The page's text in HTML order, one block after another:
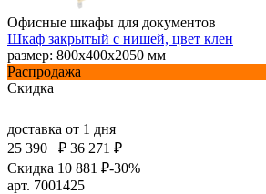
Офисные шкафы для документов
Шкаф закрытый с нишей, цвет клен
размер: 800х400х2050 мм
Распродажа
Скидка
доставка от 1 дня
25 390
₽ 36 271 ₽
Скидка 10 881 ₽-30%
арт. 7001425